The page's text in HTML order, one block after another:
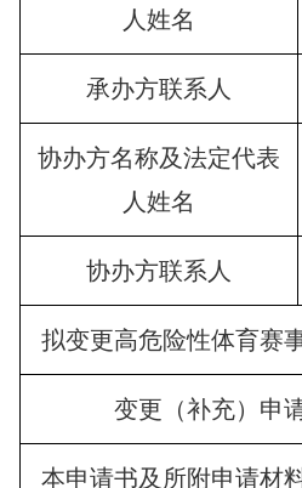
人姓名
承办方联系人
协办方名称及法定代表
人姓名
协办方联系人
拟变更高危险性体育赛
变更（补充）申
本申请书及所附申请材